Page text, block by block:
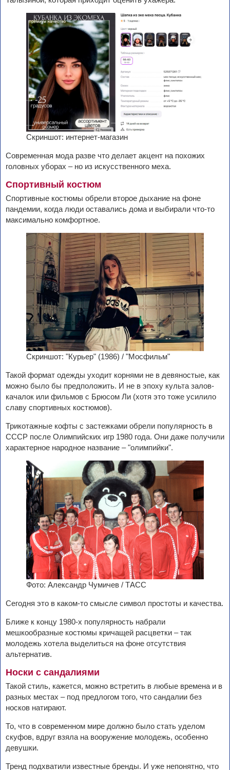
Скриншот: интернет-магазин
Современная мода разве что делает акцент на похожих
головных уборах – но из искусственного меха.
Спортивный костюм
Спортивные костюмы обрели второе дыхание на фоне
пандемии, когда люди оставались дома и выбирали что-то
максимально комфортное.
Скриншот: "Курьер" (1986) / "Мосфильм"
Такой формат одежды уходит корнями не в девяностые, как
можно было бы предположить. И не в эпоху культа залов-
качалок или фильмов с Брюсом Ли (хотя это тоже усилило
славу спортивных костюмов).
Трикотажные кофты с застежками обрели популярность в
СССР после Олимпийских игр 1980 года. Они даже получили
характерное народное название – "олимпийки".
Фото: Александр Чумичев / ТАСС
Сегодня это в каком-то смысле символ простоты и качества.
Ближе к концу 1980-х популярность набрали
мешкообразные костюмы кричащей расцветки – так
молодежь хотела выделиться на фоне отсутствия
альтернатив.
Носки с сандалиями
Такой стиль, кажется, можно встретить в любые времена и в
разных местах – под предлогом того, что сандалии без
носков натирают.
То, что в современном мире должно было стать уделом
скуфов, вдруг взяла на вооружение молодежь, особенно
девушки.
Тренд подхватили известные бренды. И уже непонятно, что